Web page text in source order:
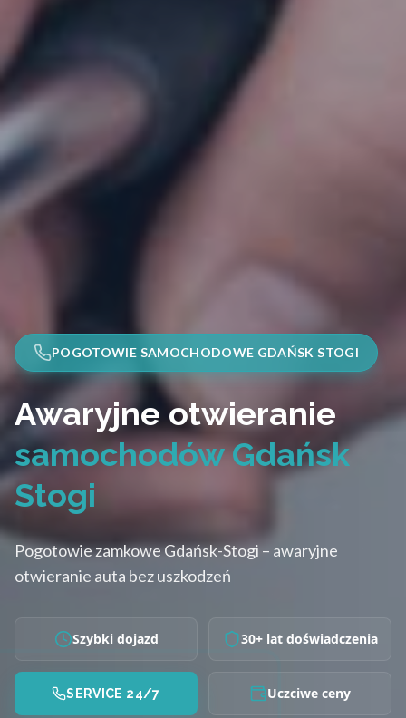
POGOTOWIE SAMOCHODOWE GDAŃSK STOGI
Awaryjne otwieranie
samochodów Gdańsk
Stogi
Pogotowie zamkowe Gdańsk-Stogi – awaryjne
otwieranie auta bez uszkodzeń
Szybki dojazd 30+ lat doświadczenia
SERVICE 24/7 Uczciwe ceny